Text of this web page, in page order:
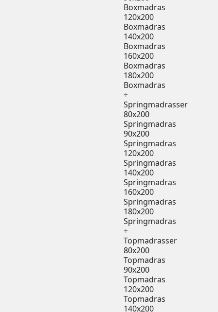
Boxmadras
120x200
Boxmadras
140x200
Boxmadras
160x200
Boxmadras
180x200
Boxmadras
+
Springmadrasser
80x200
Springmadras
90x200
Springmadras
120x200
Springmadras
140x200
Springmadras
160x200
Springmadras
180x200
Springmadras
+
Topmadrasser
80x200
Topmadras
90x200
Topmadras
120x200
Topmadras
140x200